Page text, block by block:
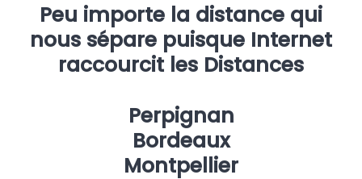
Peu importe la distance qui
nous sépare puisque Internet
raccourcit les Distances
Perpignan
Bordeaux
Montpellier